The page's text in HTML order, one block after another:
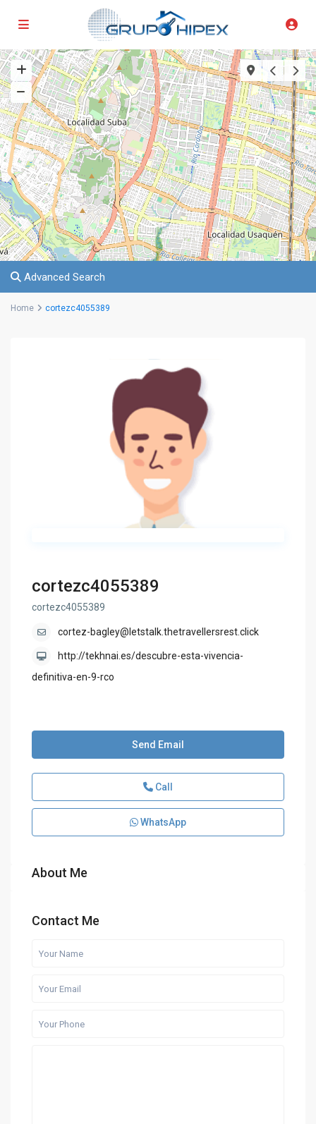
Advanced Search
Home cortezc4055389
cortezc4055389
cortezc4055389
cortez-bagley@letstalk.thetravellersrest.click
http://tekhnai.es/descubre-esta-vivencia-
definitiva-en-9-rco
Send Email
Call
WhatsApp
About Me
Contact Me